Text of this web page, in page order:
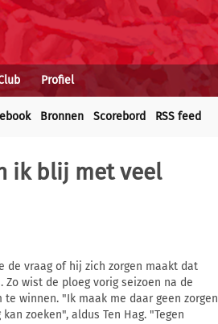
Profiel
Bronnen Scorebord RSS feed
ik blij met veel
de vraag of hij zich zorgen maakt dat
wist de ploeg vorig seizoen na de
winnen. "Ik maak me daar geen zorgen
zoeken", aldus Ten Hag. "Tegen